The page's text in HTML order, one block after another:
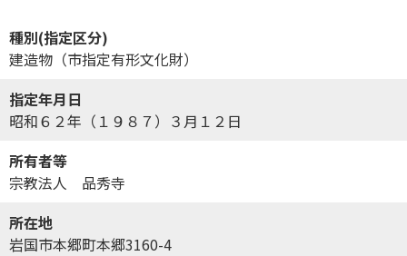
種別(指定区分)
建造物（市指定有形文化財）
指定年月日
昭和６２年（１９８７）３月１２日
所有者等
宗教法人 品秀寺
所在地
岩国市本郷町本郷3160-4